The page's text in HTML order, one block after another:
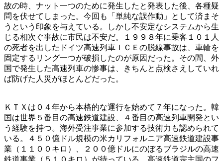
故の時、ナット一つのために発生したと発表した後、各種疑
問を伏せてしまった。今回も「単純な誤作動」として済まそ
うという印象を与えている。しかし不安定なシステムから生
じる相次ぐ事故に市民は不安だ。１９９８年に乗客１０１人
の死者を出したドイツ高速列車ＩＣＥの脱線事故は、車輪を
固定するリング一つが破損したのが原因だった。その間、外
国で発生した高速列車の惨事は、きちんと点検さえしていれ
ば防げた人災がほとんどだった。
ＫＴＸは０４年から本格的な運行を始めて７年になった。韓
国は世界５番目の高速鉄道建設、４番目の高速列車開発とい
う経験を持つ。海外受注事業に参加する技術力も認められて
いる。４５０億ドル規模の米カリフォルニア高速鉄道建設事
業（１１００キロ）、２００億ドルにのぼるブラジルの高速
鉄道事業（５１０キロ）が待っている。高速鉄道宗主国のフ